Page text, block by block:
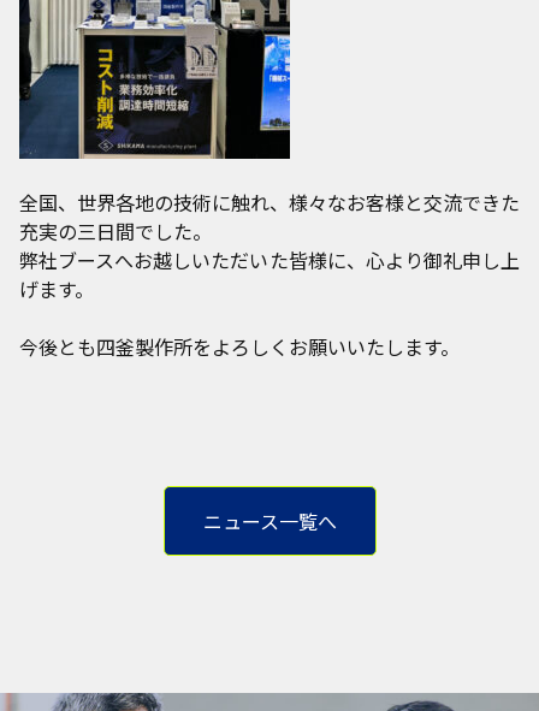
全国、世界各地の技術に触れ、様々なお客様と交流できた
充実の三日間でした。
弊社ブースへお越しいただいた皆様に、心より御礼申し上
げます。
今後とも四釜製作所をよろしくお願いいたします。
ニュース一覧へ